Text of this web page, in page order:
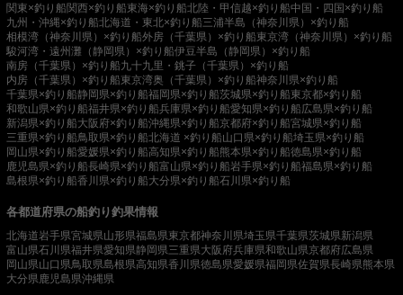
関東×釣り船関西×釣り船東海×釣り船北陸・甲信越×釣り船中国・四国×釣り船
九州・沖縄×釣り船北海道・東北×釣り船三浦半島（神奈川県）×釣り船
相模湾（神奈川県）×釣り船外房（千葉県）×釣り船東京湾（神奈川県）×釣り船
駿河湾・遠州灘（静岡県）×釣り船伊豆半島（静岡県）×釣り船
南房（千葉県）×釣り船九十九里・銚子（千葉県）×釣り船
内房（千葉県）×釣り船東京湾奥（千葉県）×釣り船神奈川県×釣り船
千葉県×釣り船静岡県×釣り船福岡県×釣り船茨城県×釣り船東京都×釣り船
和歌山県×釣り船福井県×釣り船兵庫県×釣り船愛知県×釣り船広島県×釣り船
新潟県×釣り船大阪府×釣り船沖縄県×釣り船京都府×釣り船宮城県×釣り船
三重県×釣り船鳥取県×釣り船北海道 ×釣り船山口県×釣り船埼玉県×釣り船
岡山県×釣り船愛媛県×釣り船高知県×釣り船熊本県×釣り船徳島県×釣り船
鹿児島県×釣り船長崎県×釣り船富山県×釣り船岩手県×釣り船福島県×釣り船
島根県×釣り船香川県×釣り船大分県×釣り船石川県×釣り船
各都道府県の船釣り釣果情報
北海道岩手県宮城県山形県福島県東京都神奈川県埼玉県千葉県茨城県新潟県
富山県石川県福井県愛知県静岡県三重県大阪府兵庫県和歌山県京都府広島県
岡山県山口県鳥取県島根県高知県香川県徳島県愛媛県福岡県佐賀県長崎県熊本県
大分県鹿児島県沖縄県